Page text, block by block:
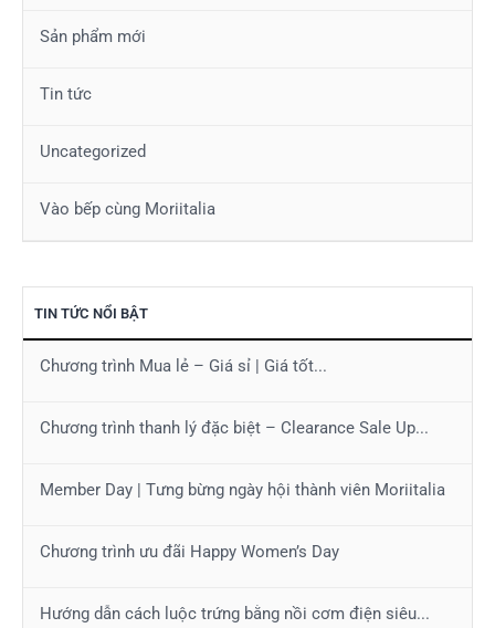
Sản phẩm mới
Tin tức
Uncategorized
Vào bếp cùng Moriitalia
TIN TỨC NỔI BẬT
Chương trình Mua lẻ – Giá sỉ | Giá tốt...
Chương trình thanh lý đặc biệt – Clearance Sale Up...
Member Day | Tưng bừng ngày hội thành viên Moriitalia
Chương trình ưu đãi Happy Women’s Day
Hướng dẫn cách luộc trứng bằng nồi cơm điện siêu...